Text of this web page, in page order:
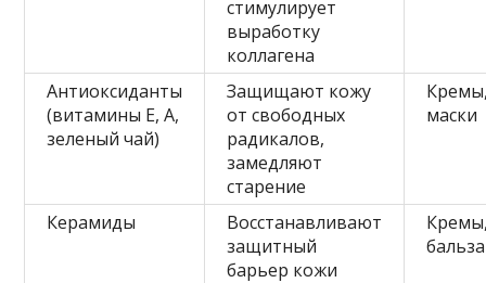
стимулирует
выработку
коллагена
Антиоксиданты
(витамины Е, А,
зеленый чай)
Защищают кожу
от свободных
радикалов,
замедляют
старение
маски
Керамиды
Восстанавливают
защитный
барьер кожи